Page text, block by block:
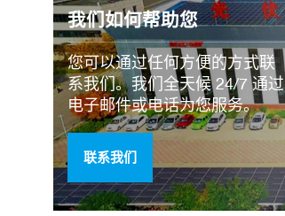
我们如何帮助您
您可以通过任何方便的方式联
系我们。我们全天候 24/7 通过
电子邮件或电话为您服务。
联系我们